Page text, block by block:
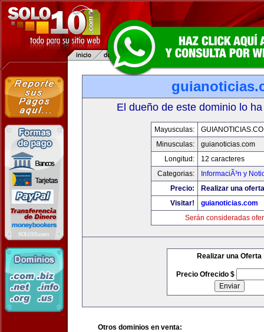
El dueño de este dominio lo
Mayusculas:
Minusculas:
guianoticias.com
Longitud:
12 caracteres
Categorias:
InformaciÃ³n y
Precio:
Realizar una
Visitar!
guianoticias.com
Serán consideradas
Realizar una Oferta
Precio Ofrecido $
Otros dominios en venta: